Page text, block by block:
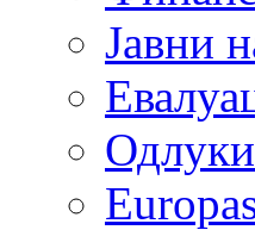
Јавни